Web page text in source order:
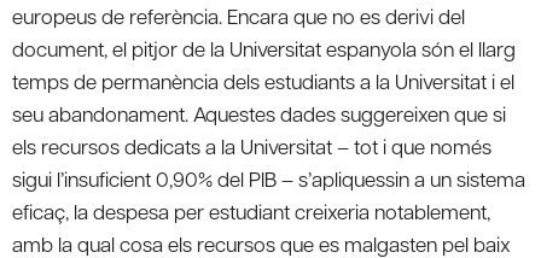
europeus de referència. Encara que no es derivi del
document, el pitjor de la Universitat espanyola són el llarg
temps de permanència dels estudiants a la Universitat i el
seu abandonament. Aquestes dades suggereixen que si
els recursos dedicats a la Universitat – tot i que només
sigui l’insuficient 0,90% del PIB – s’apliquessin a un sistema
eficaç, la despesa per estudiant creixeria notablement,
amb la qual cosa els recursos que es malgasten pel baix